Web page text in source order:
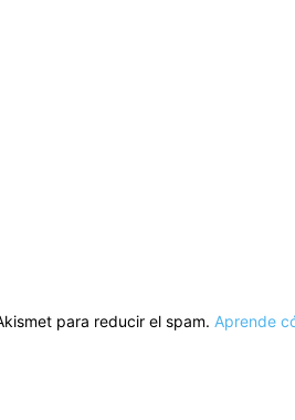
para reducir el spam. Aprende